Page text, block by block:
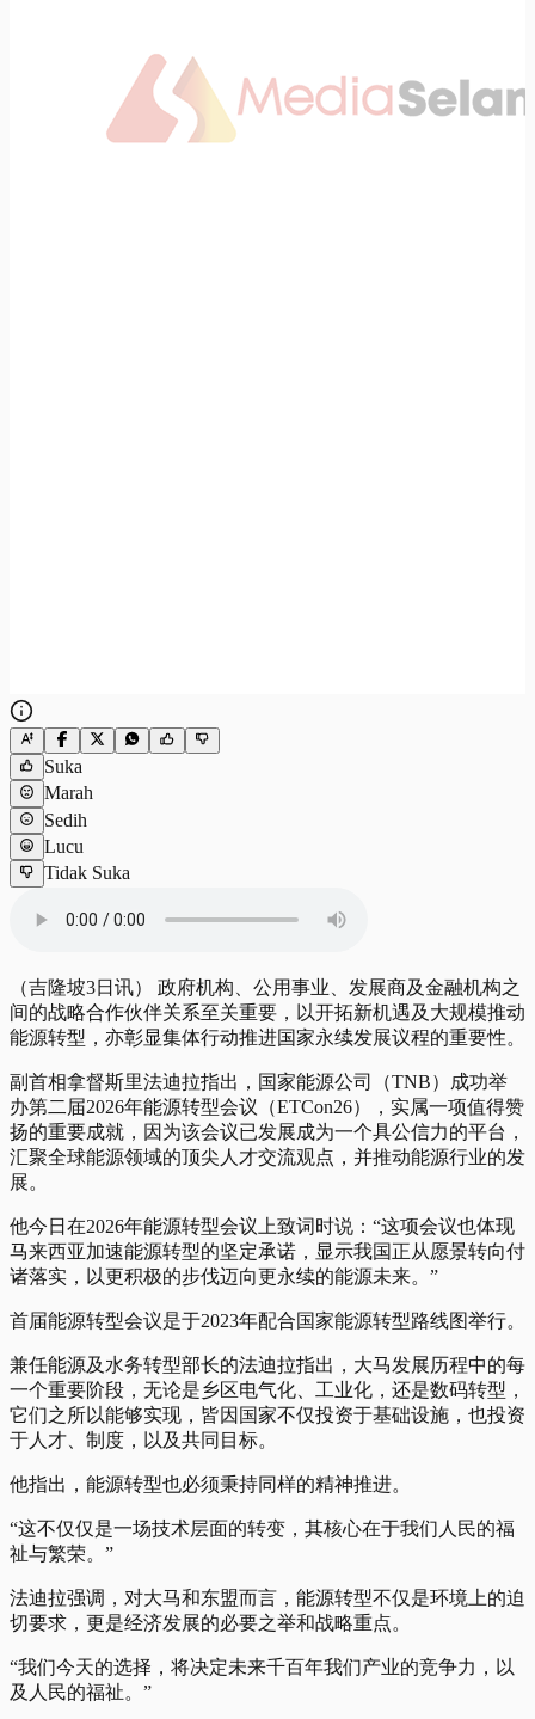
Suka
Marah
Sedih
Lucu
Tidak Suka
（吉隆坡3日讯） 政府机构、公用事业、发展商及金融机构之
间的战略合作伙伴关系至关重要，以开拓新机遇及大规模推动
能源转型，亦彰显集体行动推进国家永续发展议程的重要性。
副首相拿督斯里法迪拉指出，国家能源公司（TNB）成功举
办第二届2026年能源转型会议（ETCon26），实属一项值得赞
扬的重要成就，因为该会议已发展成为一个具公信力的平台，
汇聚全球能源领域的顶尖人才交流观点，并推动能源行业的发
展。
他今日在2026年能源转型会议上致词时说：“这项会议也体现
马来西亚加速能源转型的坚定承诺，显示我国正从愿景转向付
诸落实，以更积极的步伐迈向更永续的能源未来。”
首届能源转型会议是于2023年配合国家能源转型路线图举行。
兼任能源及水务转型部长的法迪拉指出，大马发展历程中的每
一个重要阶段，无论是乡区电气化、工业化，还是数码转型，
它们之所以能够实现，皆因国家不仅投资于基础设施，也投资
于人才、制度，以及共同目标。
他指出，能源转型也必须秉持同样的精神推进。
“这不仅仅是一场技术层面的转变，其核心在于我们人民的福
祉与繁荣。”
法迪拉强调，对大马和东盟而言，能源转型不仅是环境上的迫
切要求，更是经济发展的必要之举和战略重点。
“我们今天的选择，将决定未来千百年我们产业的竞争力，以
及人民的福祉。”